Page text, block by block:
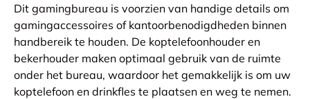
Dit gamingbureau is voorzien van handige details om
gamingaccessoires of kantoorbenodigdheden binnen
handbereik te houden. De koptelefoonhouder en
bekerhouder maken optimaal gebruik van de ruimte
onder het bureau, waardoor het gemakkelijk is om uw
koptelefoon en drinkfles te plaatsen en weg te nemen.